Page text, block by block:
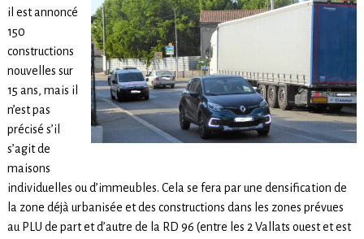
il est annoncé
150
constructions
nouvelles sur
15 ans, mais il
n’est pas
précisé s’il
s’agit de
maisons
individuelles ou d’immeubles. Cela se fera par une densification de
la zone déjà urbanisée et des constructions dans les zones prévues
au PLU de part et d’autre de la RD 96 (entre les 2 Vallats ouest et est